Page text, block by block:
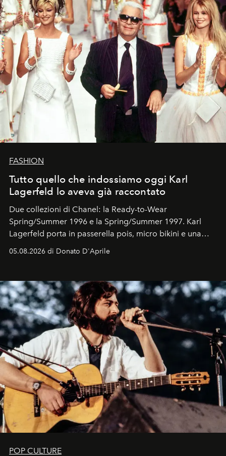
FASHION
Tutto quello che indossiamo oggi Karl
Lagerfeld lo aveva già raccontato
Due collezioni di Chanel: la Ready-to-Wear
Spring/Summer 1996 e la Spring/Summer 1997. Karl
Lagerfeld porta in passerella pois, micro bikini e una
Kate, Claudia e Carla una dietro l'altra. Trent'anni dopo,
uno dei documenti più contemporanei che abbiamo.
05.08.2026 di Donato D'Aprile
POP CULTURE